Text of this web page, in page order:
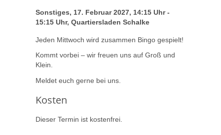
Sonstiges, 17. Februar 2027, 14:15 Uhr -
15:15 Uhr, Quartiersladen Schalke
Jeden Mittwoch wird zusammen Bingo gespielt!
Kommt vorbei – wir freuen uns auf Groß und
Klein.
Meldet euch gerne bei uns.
Kosten
Dieser Termin ist kostenfrei.